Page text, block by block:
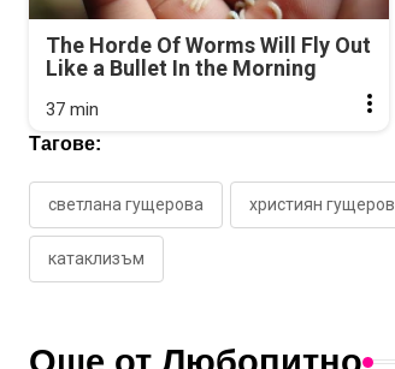
The Horde Of Worms Will Fly Out
Like a Bullet In the Morning
37 min
Тагове:
светлана гущерова християн гущеров
катаклизъм